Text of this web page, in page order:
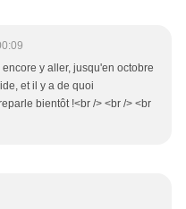
y aller, jusqu'en octobre
et il y a de quoi
bientôt !<br /> <br /> <br